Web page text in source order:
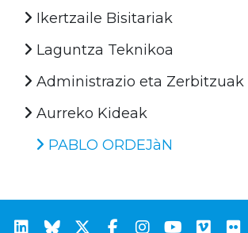
Ikertzaile Bisitariak
Laguntza Teknikoa
Administrazio eta Zerbitzuak
Aurreko Kideak
PABLO ORDEJàN